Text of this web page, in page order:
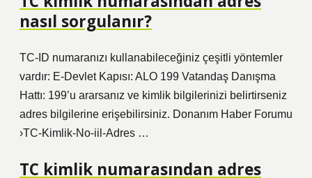
nasıl sorgulanır?
TC-ID numaranızı kullanabileceğiniz çeşitli yöntemler
vardır: E-Devlet Kapısı: ALO 199 Vatandaş Danışma
Hattı: 199’u ararsanız ve kimlik bilgilerinizi belirtirseniz
adres bilgilerine erişebilirsiniz. Donanım Haber Forumu
›TC-Kimlik-No-iil-Adres …
TC kimlik numarasından adres